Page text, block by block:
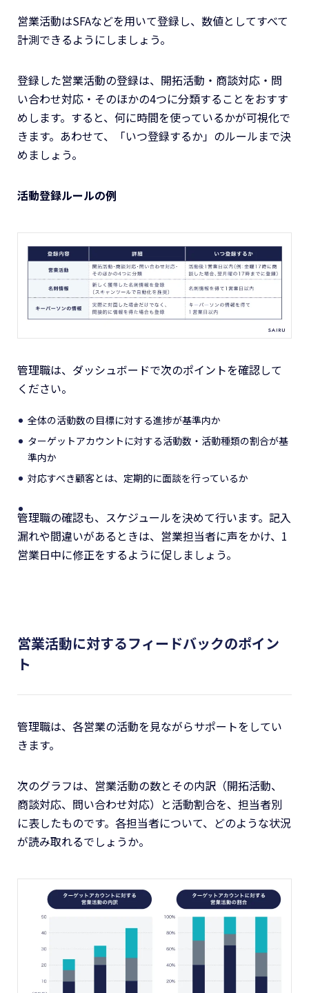
営業活動はSFAなどを用いて登録し、数値としてすべて
計測できるようにしましょう。
登録した営業活動の登録は、開拓活動・商談対応・問
い合わせ対応・そのほかの4つに分類することをおすす
めします。すると、何に時間を使っているかが可視化で
きます。あわせて、「いつ登録するか」のルールまで決
めましょう。
活動登録ルールの例
管理職は、ダッシュボードで次のポイントを確認して
ください。
全体の活動数の目標に対する進捗が基準内か
ターゲットアカウントに対する活動数・活動種類の割合が基
準内か
対応すべき顧客とは、定期的に面談を行っているか
管理職の確認も、スケジュールを決めて行います。記入
漏れや間違いがあるときは、営業担当者に声をかけ、1
営業日中に修正をするように促しましょう。
営業活動に対するフィードバックのポイン
ト
管理職は、各営業の活動を見ながらサポートをしてい
きます。
次のグラフは、営業活動の数とその内訳（開拓活動、
商談対応、問い合わせ対応）と活動割合を、担当者別
に表したものです。各担当者について、どのような状況
が読み取れるでしょうか。